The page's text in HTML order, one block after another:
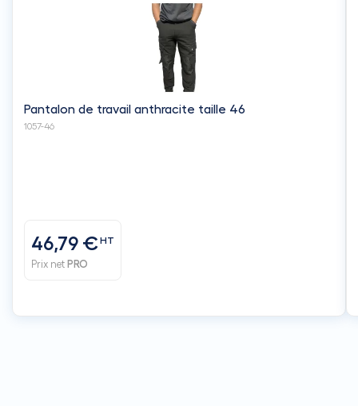
Pantalon de travail anthracite taille 46
1057-46
46,79 €HT
Prix net PRO